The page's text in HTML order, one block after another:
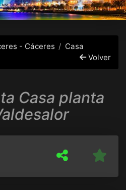
- Cáceres
Casa
Volver
Casa planta